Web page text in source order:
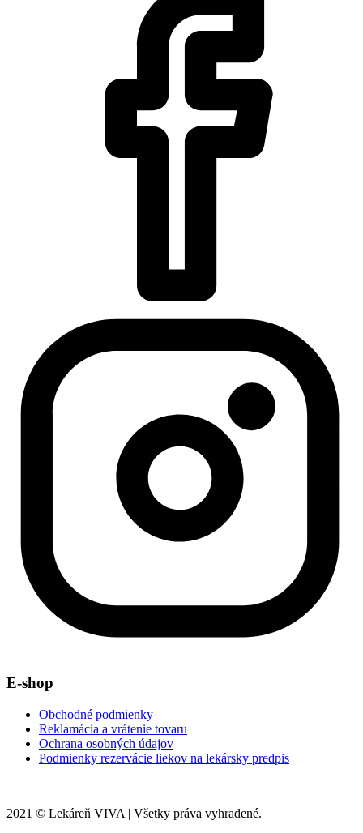
E-shop
Obchodné podmienky
Reklamácia a vrátenie tovaru
Ochrana osobných údajov
Podmienky rezervácie liekov na lekársky predpis
2021 © Lekáreň VIVA | Všetky práva vyhradené.